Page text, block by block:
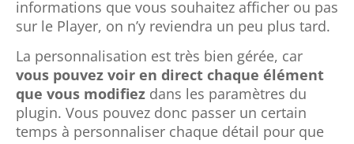
La personnalisation est très bien gérée, car
vous pouvez voir en direct chaque élément
que vous modifiezdans les paramètres du
plugin. Vous pouvez donc passer un certain
temps à personnaliser chaque détail pour que
le Player s’intègre au mieux aux design de votre
site Internet.